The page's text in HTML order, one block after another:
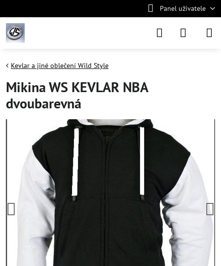
Panel uživatele
Kevlar a jiné oblečení Wild Style
Mikina WS KEVLAR NBA
dvoubarevná